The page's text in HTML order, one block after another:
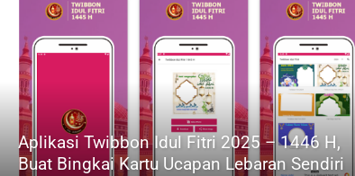
Aplikasi Twibbon Idul Fitri 2025 – 1446 H,
Buat Bingkai Kartu Ucapan Lebaran Sendiri